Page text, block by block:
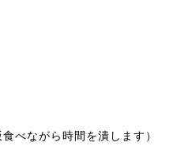
べながら時間を潰します）